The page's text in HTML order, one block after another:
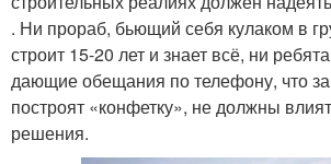
. Ни прораб, бьющий себя кулаком в
строит 15-20 лет и знает всё, ни
дающие обещания по телефону, что
построят «конфетку», не должны
решения.